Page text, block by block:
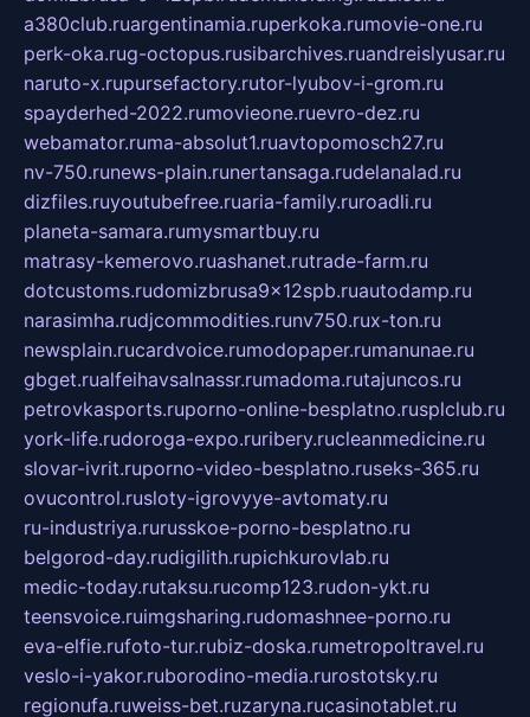
a380club.ruargentinamia.ruperkoka.rumovie-one.ru
perk-oka.rug-octopus.rusibarchives.ruandreislyusar.ru
naruto-x.rupursefactory.rutor-lyubov-i-grom.ru
spayderhed-2022.rumovieone.ruevro-dez.ru
webamator.ruma-absolut1.ruavtopomosch27.ru
nv-750.runews-plain.runertansaga.rudelanalad.ru
dizfiles.ruyoutubefree.ruaria-family.ruroadli.ru
planeta-samara.rumysmartbuy.ru
matrasy-kemerovo.ruashanet.rutrade-farm.ru
dotcustoms.rudomizbrusa9x12spb.ruautodamp.ru
narasimha.rudjcommodities.runv750.rux-ton.ru
newsplain.rucardvoice.rumodopaper.rumanunae.ru
gbget.rualfeihavsalnassr.rumadoma.rutajuncos.ru
petrovkasports.ruporno-online-besplatno.rusplclub.ru
york-life.rudoroga-expo.ruribery.rucleanmedicine.ru
slovar-ivrit.ruporno-video-besplatno.ruseks-365.ru
ovucontrol.rusloty-igrovyye-avtomaty.ru
ru-industriya.rurusskoe-porno-besplatno.ru
belgorod-day.rudigilith.rupichkurovlab.ru
medic-today.rutaksu.rucomp123.rudon-ykt.ru
teensvoice.ruimgsharing.rudomashnee-porno.ru
eva-elfie.rufoto-tur.rubiz-doska.rumetropoltravel.ru
veslo-i-yakor.ruborodino-media.rurostotsky.ru
regionufa.ruweiss-bet.ruzaryna.rucasinotablet.ru